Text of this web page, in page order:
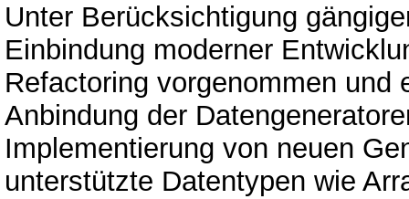
Unter Berücksichtigung
Einbindung moderner
Refactoring vorgenommen
Anbindung der
Implementierung von neuen
unterstützte Datentypen wie